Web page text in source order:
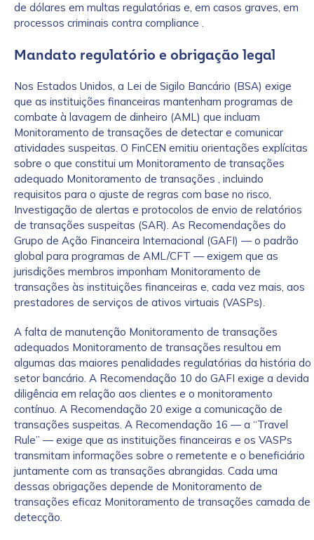
de dólares em multas regulatórias e, em casos graves, em
processos criminais contra compliance .
Mandato regulatório e obrigação legal
Nos Estados Unidos, a Lei de Sigilo Bancário (BSA) exige
que as instituições financeiras mantenham programas de
combate à lavagem de dinheiro (AML) que incluam
Monitoramento de transações de detectar e comunicar
atividades suspeitas. O FinCEN emitiu orientações explícitas
sobre o que constitui um Monitoramento de transações
adequado Monitoramento de transações , incluindo
requisitos para o ajuste de regras com base no risco,
Investigação de alertas e protocolos de envio de relatórios
de transações suspeitas (SAR). As Recomendações do
Grupo de Ação Financeira Internacional (GAFI) — o padrão
global para programas de AML/CFT — exigem que as
jurisdições membros imponham Monitoramento de
transações às instituições financeiras e, cada vez mais, aos
prestadores de serviços de ativos virtuais (VASPs).
A falta de manutenção Monitoramento de transações
adequados Monitoramento de transações resultou em
algumas das maiores penalidades regulatórias da história do
setor bancário. A Recomendação 10 do GAFI exige a devida
diligência em relação aos clientes e o monitoramento
contínuo. A Recomendação 20 exige a comunicação de
transações suspeitas. A Recomendação 16 — a “Travel
Rule” — exige que as instituições financeiras e os VASPs
transmitam informações sobre o remetente e o beneficiário
juntamente com as transações abrangidas. Cada uma
dessas obrigações depende de Monitoramento de
transações eficaz Monitoramento de transações camada de
detecção.